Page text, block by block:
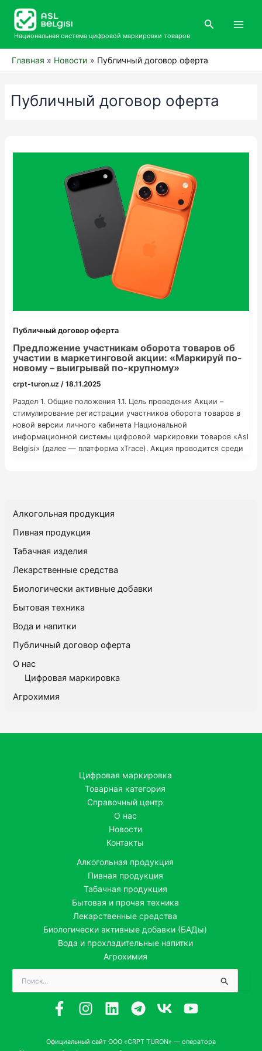
Перейти
содержимому
Национальная система цифровой маркировки товаров
Поиск
Главная Новости Публичный договор оферта
Публичный договор оферта
Публичный договор оферта
Предложение участникам оборота товаров об
участии в маркетинговой акции: «Маркируй по-
новому – выигрывай по-крупному»
crpt-turon.uz / 18.11.2025
Раздел 1. Общие положения 1.1. Цель проведения Акции –
стимулирование регистрации участников оборота товаров в
новой версии личного кабинета Национальной
информационной системы цифровой маркировки товаров «Asl
Belgisi» (далее — платформа xTrace). Акция проводится среди
Алкогольная продукция
Пивная продукция
Табачная изделия
Лекарственные средства
Биологически активные добавки
Бытовая техника
Вода и напитки
Публичный договор оферта
О нас
Цифровая маркировка
Агрохимия
Цифровая маркировка
Товарная категория
Справочный центр
О нас
Новости
Контакты
Алкогольная продукция
Пивная продукция
Табачная продукция
Бытовая и прочая техника
Лекарственные средства
Биологически активные добавки (БАДы)
Вода и прохладительные напитки
Агрохимия
Поиск:
Официальный сайт ООО «CRPT TURON» — оператора